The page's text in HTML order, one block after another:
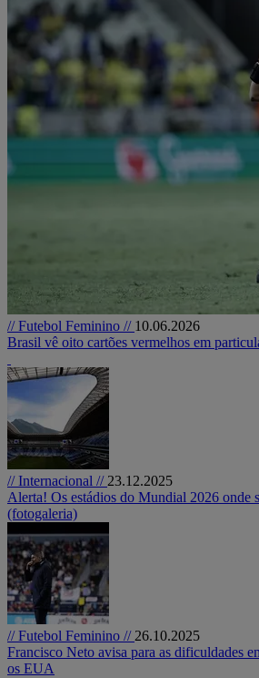
// Futebol Feminino // 10.06.2026
Brasil vê oito cartões vermelhos em
// Internacional // 23.12.2025
Alerta! Os estádios do Mundial 2026 onde
(fotogaleria)
// Futebol Feminino // 26.10.2025
Francisco Neto avisa para as dificuldades
os EUA